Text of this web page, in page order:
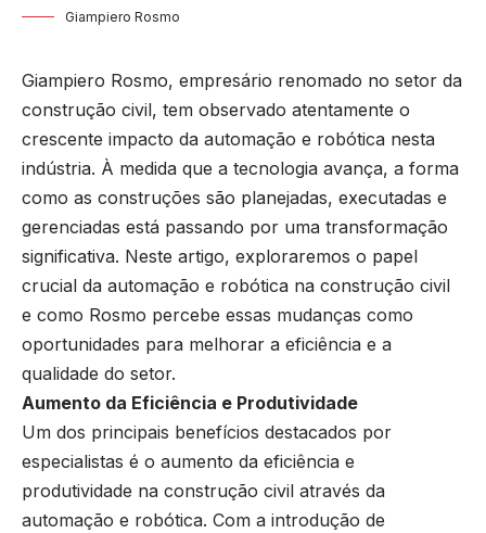
Giampiero Rosmo
Giampiero Rosmo, empresário renomado no setor da
construção civil, tem observado atentamente o
crescente impacto da automação e robótica nesta
indústria. À medida que a tecnologia avança, a forma
como as construções são planejadas, executadas e
gerenciadas está passando por uma transformação
significativa. Neste artigo, exploraremos o papel
crucial da automação e robótica na construção civil
e como Rosmo percebe essas mudanças como
oportunidades para melhorar a eficiência e a
qualidade do setor.
Aumento da Eficiência e Produtividade
Um dos principais benefícios destacados por
especialistas é o aumento da eficiência e
produtividade na construção civil através da
automação e robótica. Com a introdução de